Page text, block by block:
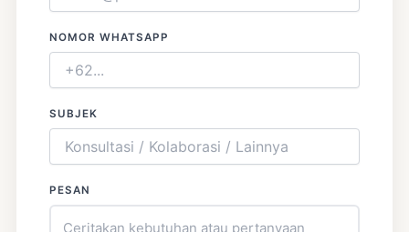
NOMOR WHATSAPP
SUBJEK
PESAN